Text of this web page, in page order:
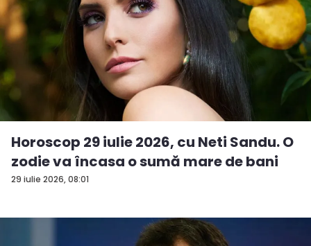
29 iulie 2026, 08:01
Horoscop 29 iulie 2026, cu Neti Sandu. O
zodie va încasa o sumă mare de bani